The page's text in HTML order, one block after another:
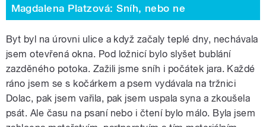
Magdalena Platzová: Sníh, nebo ne
Byt byl na úrovni ulice a když začaly teplé dny, nechávala
jsem otevřená okna. Pod ložnicí bylo slyšet bublání
zazděného potoka. Zažili jsme sníh i počátek jara. Každé
ráno jsem se s kočárkem a psem vydávala na tržnici
Dolac, pak jsem vařila, pak jsem uspala syna a zkoušela
psát. Ale času na psaní nebo i čtení bylo málo. Byla jsem